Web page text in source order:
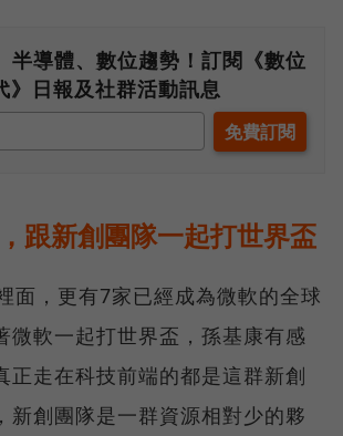
半導體、數位趨勢！訂閱《數位
》日報及社群活動訊息
跟新創團隊一起打世界盃
面，更有7家已經成為微軟的全球
微軟一起打世界盃，孫基康有感
正走在科技前端的都是這群新創
新創團隊是一群資源相對少的夥